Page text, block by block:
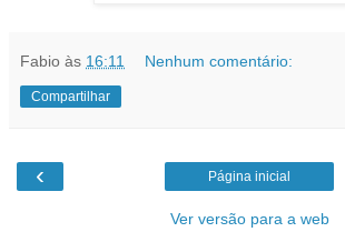
Fabio às 16:11 Nenhum comentário:
Compartilhar
‹ Página inicial
Ver versão para a web